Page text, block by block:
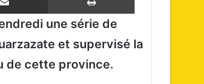
une série de
et supervisé la
de cette province.